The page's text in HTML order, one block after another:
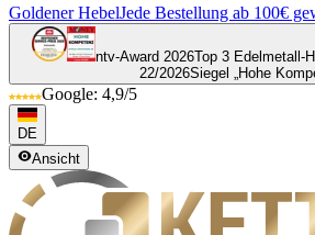
Goldener HebelJede Bestellung ab 100€
ntv-Award 2026Top 3 Edelmetall-
22/2026Siegel „Hohe
Google: 4,9/5
DE
Ansicht